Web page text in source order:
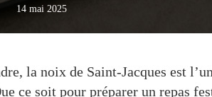
14 mai 2025
la noix de Saint-Jacques est
ce soit pour préparer un repas